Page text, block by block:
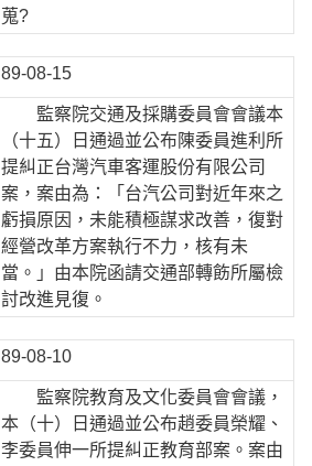
蒐?
89-08-15
監察院交通及採購委員會會議本
（十五）日通過並公布陳委員進利所
提糾正台灣汽車客運股份有限公司
案，案由為：「台汽公司對近年來之
虧損原因，未能積極謀求改善，復對
經營改革方案執行不力，核有未
當。」由本院函請交通部轉飭所屬檢
討改進見復。
89-08-10
監察院教育及文化委員會會議，
本（十）日通過並公布趙委員榮耀、
李委員伸一所提糾正教育部案。案由